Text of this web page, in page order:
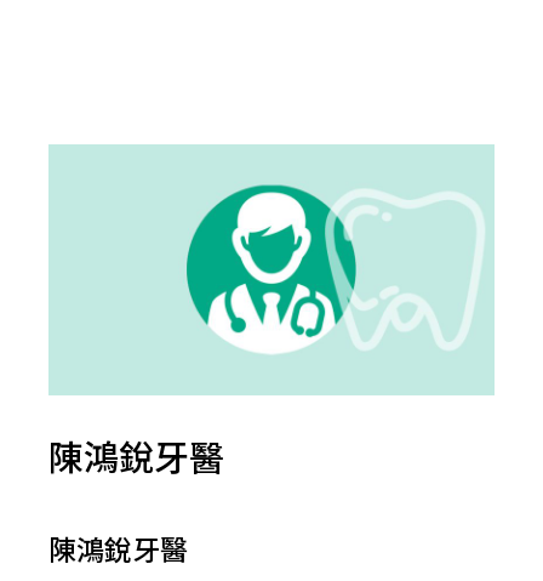
陳鴻銳牙醫
陳鴻銳牙醫